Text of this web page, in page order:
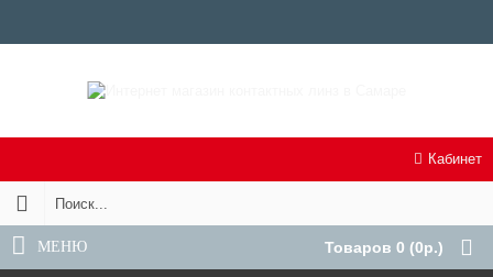
Товаров 0 (0р.)
Кабинет
МЕНЮ